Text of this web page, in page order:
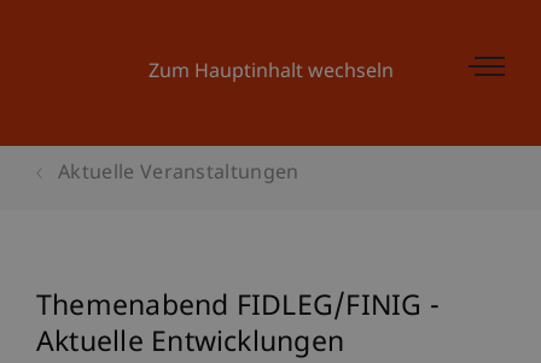
Zum Hauptinhalt wechseln
Aktuelle Veranstaltungen
Themenabend FIDLEG/FINIG -
Aktuelle Entwicklungen